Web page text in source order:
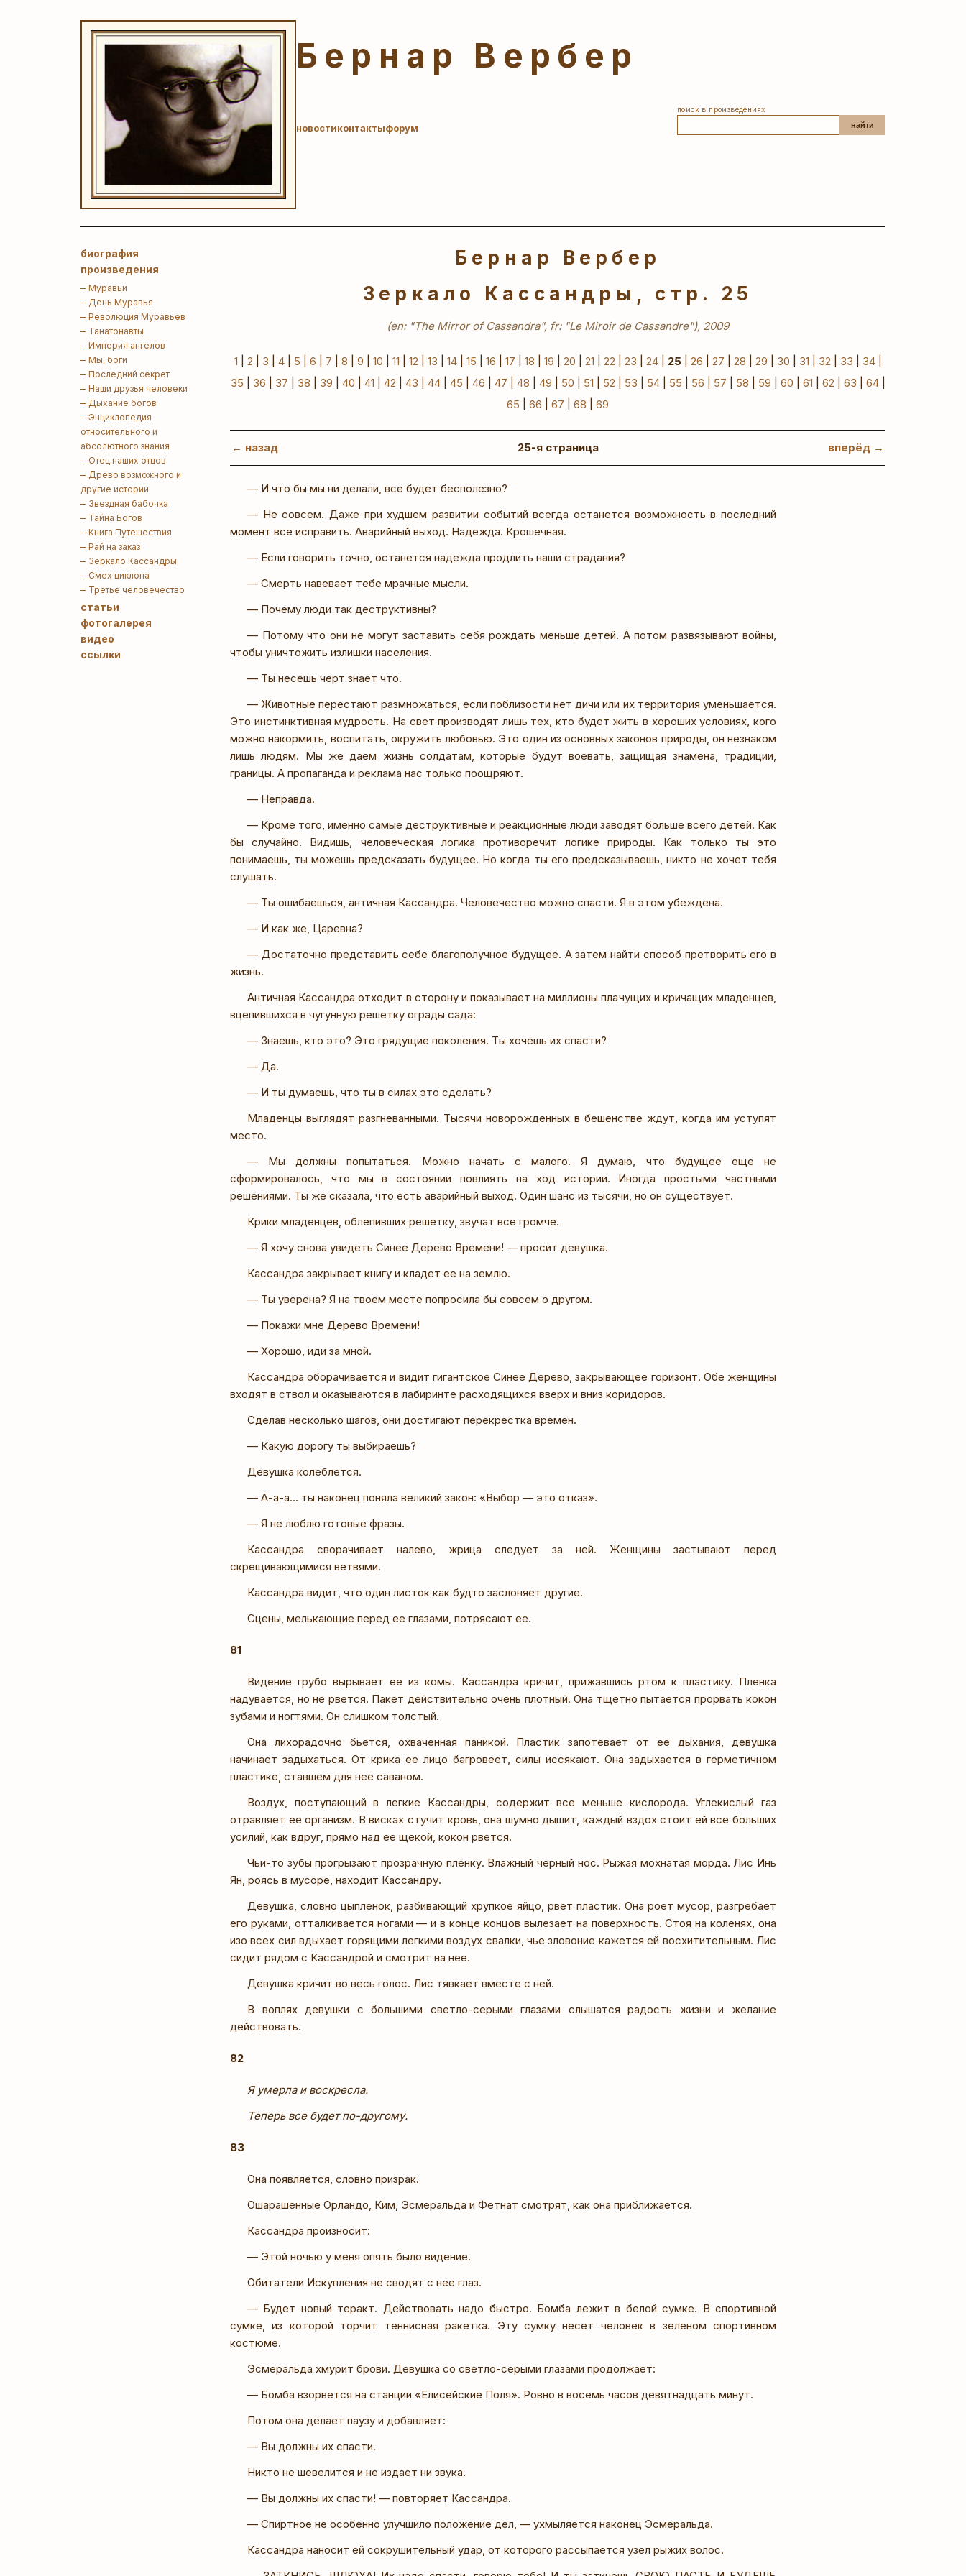
Бернар Вербер
новостиконтактыфорум
поиск в произведениях
найти
биография
произведения
Муравьи
День Муравья
Революция Муравьев
Танатонавты
Империя ангелов
Мы, боги
Последний секрет
Наши друзья человеки
Дыхание богов
Энциклопедия
относительного и
абсолютного знания
Отец наших отцов
Древо возможного и
другие истории
Звездная бабочка
Тайна Богов
Книга Путешествия
Рай на заказ
Зеркало Кассандры
Смех циклопа
Третье человечество
статьи
фотогалерея
видео
ссылки
Бернар Вербер
Зеркало Кассандры, стр. 25
(en: "The Mirror of Cassandra", fr: "Le Miroir de Cassandre"), 2009
1 2 3 4| 5 6 7 8 9 10 11 12 13 14| 15 16 17 18 19 20 21 22 23 24| 25| 26 27 28 29 30 31 32 33 34|
35
36 37 38 39 40 41 42 43 44| 45 46 47 48 49 50 51 52 53 54| 55 56 57 58 59 60 61 62 63 64|
65
66 67 68 69
← назад 25-я страница вперёд →
— И что бы мы ни делали, все будет бесполезно?
— Не совсем. Даже при худшем развитии событий всегда останется возможность в последний
момент все исправить. Аварийный выход. Надежда. Крошечная.
— Если говорить точно, останется надежда продлить наши страдания?
— Смерть навевает тебе мрачные мысли.
— Почему люди так деструктивны?
— Потому что они не могут заставить себя рождать меньше детей. А потом развязывают войны,
чтобы уничтожить излишки населения.
— Ты несешь черт знает что.
— Животные перестают размножаться, если поблизости нет дичи или их территория уменьшается.
Это инстинктивная мудрость. На свет производят лишь тех, кто будет жить в хороших условиях, кого
можно накормить, воспитать, окружить любовью. Это один из основных законов природы, он незнаком
лишь людям. Мы же даем жизнь солдатам, которые будут воевать, защищая знамена, традиции,
границы. А пропаганда и реклама нас только поощряют.
— Неправда.
— Кроме того, именно самые деструктивные и реакционные люди заводят больше всего детей. Как
бы случайно. Видишь, человеческая логика противоречит логике природы. Как только ты это
понимаешь, ты можешь предсказать будущее. Но когда ты его предсказываешь, никто не хочет тебя
слушать.
— Ты ошибаешься, античная Кассандра. Человечество можно спасти. Я в этом убеждена.
— И как же, Царевна?
— Достаточно представить себе благополучное будущее. А затем найти способ претворить его в
жизнь.
Античная Кассандра отходит в сторону и показывает на миллионы плачущих и кричащих младенцев,
вцепившихся в чугунную решетку ограды сада:
— Знаешь, кто это? Это грядущие поколения. Ты хочешь их спасти?
— Да.
— И ты думаешь, что ты в силах это сделать?
Младенцы выглядят разгневанными. Тысячи новорожденных в бешенстве ждут, когда им уступят
место.
— Мы должны попытаться. Можно начать с малого. Я думаю, что будущее еще не
сформировалось, что мы в состоянии повлиять на ход истории. Иногда простыми частными
решениями. Ты же сказала, что есть аварийный выход. Один шанс из тысячи, но он существует.
Крики младенцев, облепивших решетку, звучат все громче.
— Я хочу снова увидеть Синее Дерево Времени! — просит девушка.
Кассандра закрывает книгу и кладет ее на землю.
— Ты уверена? Я на твоем месте попросила бы совсем о другом.
— Покажи мне Дерево Времени!
— Хорошо, иди за мной.
Кассандра оборачивается и видит гигантское Синее Дерево, закрывающее горизонт. Обе женщины
входят в ствол и оказываются в лабиринте расходящихся вверх и вниз коридоров.
Сделав несколько шагов, они достигают перекрестка времен.
— Какую дорогу ты выбираешь?
Девушка колеблется.
— А-а-а… ты наконец поняла великий закон: «Выбор — это отказ».
— Я не люблю готовые фразы.
Кассандра сворачивает налево, жрица следует за ней. Женщины застывают перед
скрещивающимися ветвями.
Кассандра видит, что один листок как будто заслоняет другие.
Сцены, мелькающие перед ее глазами, потрясают ее.
81
Видение грубо вырывает ее из комы. Кассандра кричит, прижавшись ртом к пластику. Пленка
надувается, но не рвется. Пакет действительно очень плотный. Она тщетно пытается прорвать кокон
зубами и ногтями. Он слишком толстый.
Она лихорадочно бьется, охваченная паникой. Пластик запотевает от ее дыхания, девушка
начинает задыхаться. От крика ее лицо багровеет, силы иссякают. Она задыхается в герметичном
пластике, ставшем для нее саваном.
Воздух, поступающий в легкие Кассандры, содержит все меньше кислорода. Углекислый газ
отравляет ее организм. В висках стучит кровь, она шумно дышит, каждый вздох стоит ей все больших
усилий, как вдруг, прямо над ее щекой, кокон рвется.
Чьи-то зубы прогрызают прозрачную пленку. Влажный черный нос. Рыжая мохнатая морда. Лис Инь
Ян, роясь в мусоре, находит Кассандру.
Девушка, словно цыпленок, разбивающий хрупкое яйцо, рвет пластик. Она роет мусор, разгребает
его руками, отталкивается ногами — и в конце концов вылезает на поверхность. Стоя на коленях, она
изо всех сил вдыхает горящими легкими воздух свалки, чье зловоние кажется ей восхитительным. Лис
сидит рядом с Кассандрой и смотрит на нее.
Девушка кричит во весь голос. Лис тявкает вместе с ней.
В воплях девушки с большими светло-серыми глазами слышатся радость жизни и желание
действовать.
82
Я умерла и воскресла.
Теперь все будет по-другому.
83
Она появляется, словно призрак.
Ошарашенные Орландо, Ким, Эсмеральда и Фетнат смотрят, как она приближается.
Кассандра произносит:
— Этой ночью у меня опять было видение.
Обитатели Искупления не сводят с нее глаз.
— Будет новый теракт. Действовать надо быстро. Бомба лежит в белой сумке. В спортивной
сумке, из которой торчит теннисная ракетка. Эту сумку несет человек в зеленом спортивном
костюме.
Эсмеральда хмурит брови. Девушка со светло-серыми глазами продолжает:
— Бомба взорвется на станции «Елисейские Поля». Ровно в восемь часов девятнадцать минут.
Потом она делает паузу и добавляет:
— Вы должны их спасти.
Никто не шевелится и не издает ни звука.
— Вы должны их спасти! — повторяет Кассандра.
— Спиртное не особенно улучшило положение дел, — ухмыляется наконец Эсмеральда.
Кассандра наносит ей сокрушительный удар, от которого рассыпается узел рыжих волос.